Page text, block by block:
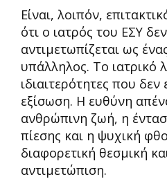
Είναι, λοιπόν,
ότι ο ιατρός του ΕΣΥ
αντιμετωπίζεται ως
υπάλληλος. Το ιατρικό
ιδιαιτερότητες που δεν
εξίσωση. Η ευθύνη
ανθρώπινη ζωή, η
πίεσης και η ψυχική
διαφορετική θεσμική
αντιμετώπιση.